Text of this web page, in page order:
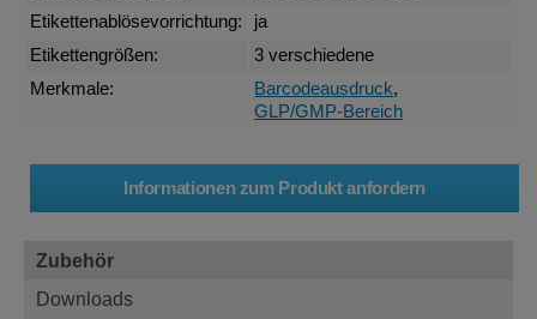
Etikettenablösevorrichtung:
ja
Etikettengrößen:
3 verschiedene
Merkmale:
Barcodeausdruck,
GLP/GMP-Bereich
Zubehör
Downloads